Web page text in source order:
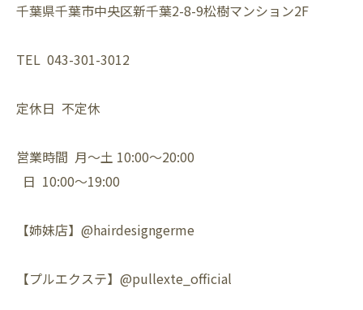
千葉県千葉市中央区新千葉2-8-9松樹マンション2F
TEL 043-301-3012
定休日 不定休
営業時間 月〜土 10:00〜20:00
日 10:00〜19:00
【姉妹店】@hairdesigngerme
【プルエクステ】@pullexte_official